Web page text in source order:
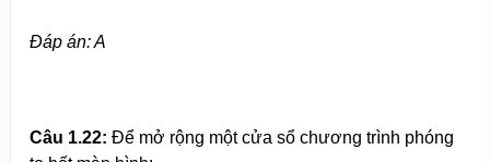
Đáp án: A
Câu 1.22: Để mở rộng một cửa sổ chương trình phóng